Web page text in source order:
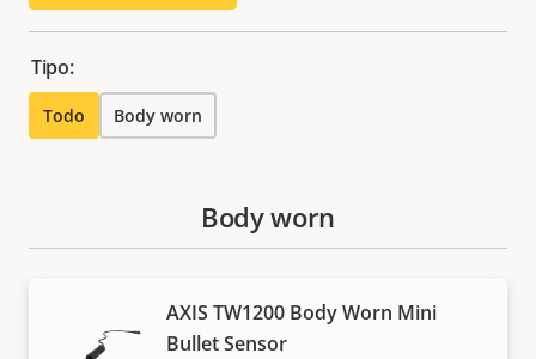
Tipo:
Todo Body worn
Body worn
AXIS TW1200 Body Worn Mini
Bullet Sensor